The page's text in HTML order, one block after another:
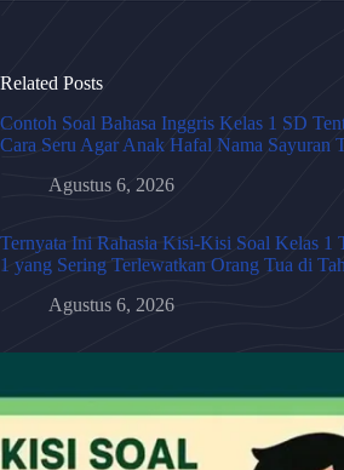
Related Posts
Contoh Soal Bahasa Inggris Kelas 1 SD
Cara Seru Agar Anak Hafal Nama Sayuran
Agustus 6, 2026
Ternyata Ini Rahasia Kisi-Kisi Soal Kelas 1
1 yang Sering Terlewatkan Orang Tua di
Agustus 6, 2026